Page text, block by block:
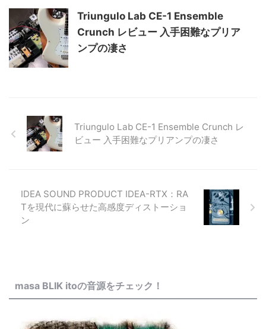
Triungulo Lab CE-1 Ensemble
Crunch レビュー 入手困難なプリア
ンプの凄さ
Triungulo Lab CE-1 Ensemble Crunch レ
ビュー 入手困難なプリアンプの凄さ
IDEA SOUND PRODUCT IDEA-RTX：RA
Tを現代に蘇らせた高感度ディストーショ
ン
masa BLIK itoの音源をチェック！